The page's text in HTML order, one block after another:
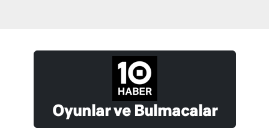
Oyunlar ve Bulmacalar